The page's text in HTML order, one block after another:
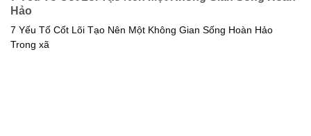
Hảo
7 Yếu Tố Cốt Lõi Tạo Nên Một Không Gian Sống Hoàn Hảo
Trong xã